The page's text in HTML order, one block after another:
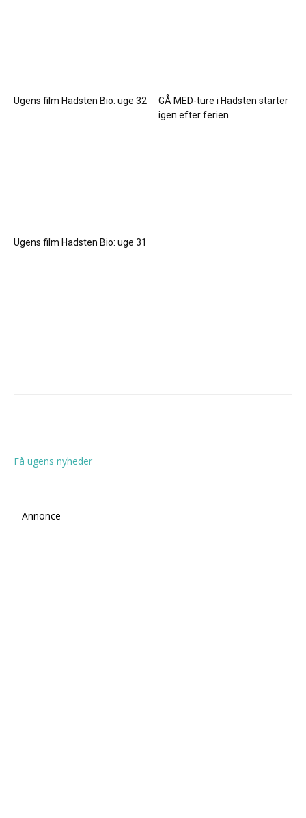
Ugens film Hadsten Bio: uge 32
GÅ MED-ture i Hadsten starter
igen efter ferien
Ugens film Hadsten Bio: uge 31
Få ugens nyheder
– Annonce –